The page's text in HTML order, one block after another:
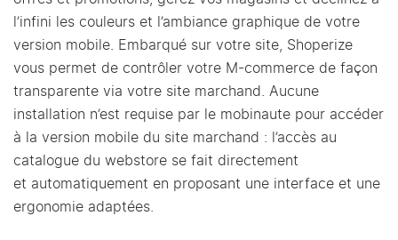
l’infini les couleurs et l’ambiance graphique de votre
version mobile. Embarqué sur votre site, Shoperize
vous permet de contrôler votre M-commerce de façon
transparente via votre site marchand. Aucune
installation n’est requise par le mobinaute pour accéder
à la version mobile du site marchand : l’accès au
catalogue du webstore se fait directement
et automatiquement en proposant une interface et une
ergonomie adaptées.